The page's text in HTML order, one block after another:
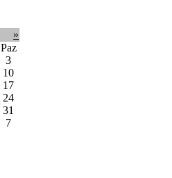
»
Paz
3
10
17
24
31
7